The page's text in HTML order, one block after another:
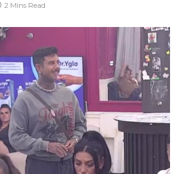
2 Mins Read